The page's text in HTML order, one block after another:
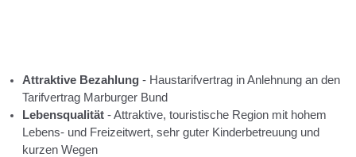
Attraktive Bezahlung - Haustarifvertrag in Anlehnung an den
Tarifvertrag Marburger Bund
Lebensqualität - Attraktive, touristische Region mit hohem
Lebens- und Freizeitwert, sehr guter Kinderbetreuung und
kurzen Wegen